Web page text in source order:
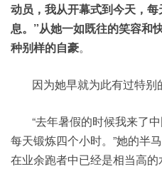
动员，我从开幕式到今天，
息。”从她一如既往的笑容和
种别样的自豪。
因为她早就为此有过特别
“去年暑假的时候我来了
每天锻炼四个小时。”她的半
在业余跑者中已经是相当高的